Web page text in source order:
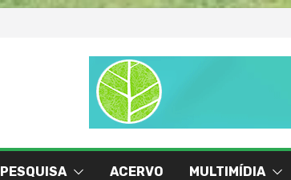
PESQUISA ACERVO MULTIMÍDIA